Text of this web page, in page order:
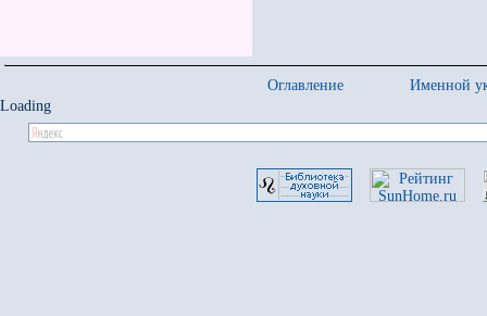
Оглавление
Именной
Loading